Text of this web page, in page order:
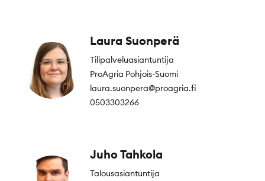
Laura Suonperä
Tilipalveluasiantuntija
ProAgria Pohjois-Suomi
laura.suonpera@proagria.fi
0503303266
Juho Tahkola
Talousasiantuntija